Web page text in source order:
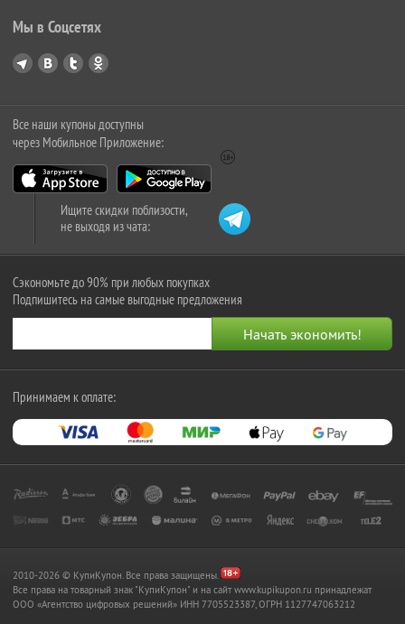
Мы в Соцсетях
Все наши купоны доступны
через Мобильное Приложение:
Ищите скидки поблизости,
не выходя из чата:
Сэкономьте до 90% при любых покупках
Подпишитесь на самые выгодные предложения
Принимаем к оплате:
2010-2026 © КупиКупон. Все права защищены.
Все права на товарный знак "КупиКупон" и на сайт www.kupikupon.ru принадлежат
OOO «Агентство цифровых решений» ИНН 7705523387, ОГРН 1127747063212